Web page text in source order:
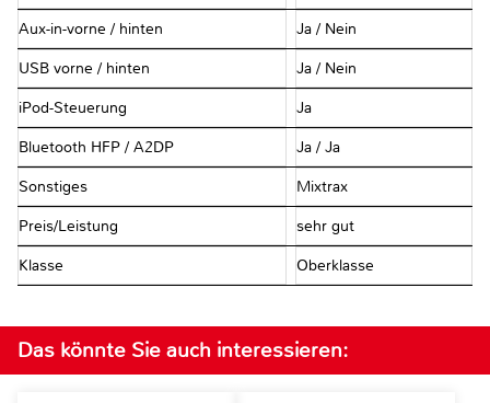
Aux-in-vorne / hinten Ja / Nein
USB vorne / hinten Ja / Nein
iPod-Steuerung Ja
Bluetooth HFP / A2DP Ja / Ja
Sonstiges Mixtrax
Preis/Leistung sehr gut
Klasse Oberklasse
Das könnte Sie auch interessieren: